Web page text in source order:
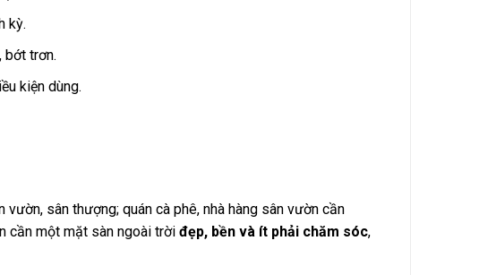
kỳ.
bớt trơn.
kiện dùng.
sân thượng; quán cà phê, nhà hàng sân vườn cần
cần một mặt sàn ngoài trời đẹp, bền và ít phải chăm sóc,